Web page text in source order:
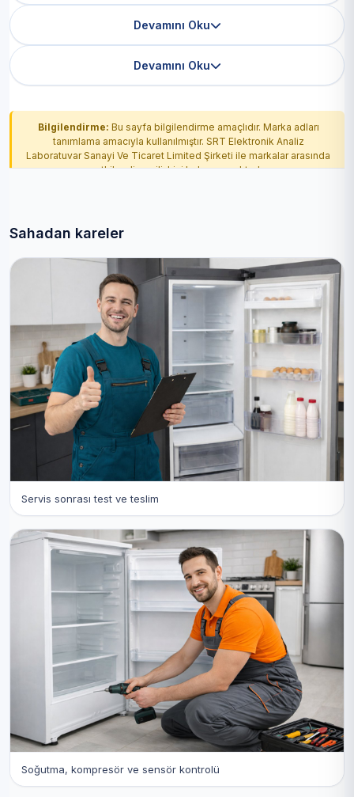
Devamını Oku
Devamını Oku
Bilgilendirme: Bu sayfa bilgilendirme amaçlıdır. Marka adları
tanımlama amacıyla kullanılmıştır. SRT Elektronik Analiz
Laboratuvar Sanayi Ve Ticaret Limited Şirketi ile markalar arasında
yetkilendirme ilişkisi bulunmamaktadır.
Sahadan kareler
Servis sonrası test ve teslim
Soğutma, kompresör ve sensör kontrolü